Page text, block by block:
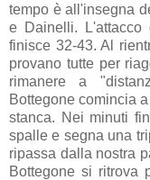
tempo è all'insegna
e Dainelli.
finisce 32-43. Al
provano tutte per
rimanere a
Bottegone comincia
stanca. Nei minuti
spalle e segna una
ripassa dalla nostra
Bottegone si ritrova